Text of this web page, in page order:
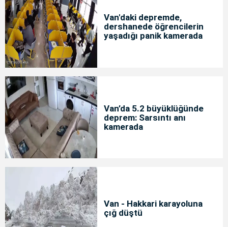
Van'daki depremde,
dershanede öğrencilerin
yaşadığı panik kamerada
Van’da 5.2 büyüklüğünde
deprem: Sarsıntı anı
kamerada
Van - Hakkari karayoluna
çığ düştü